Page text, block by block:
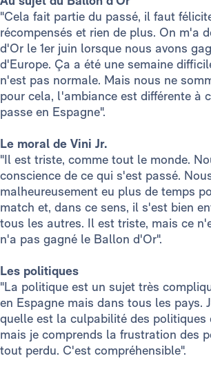
"Cela fait partie du passé, il faut
récompensés et rien de plus. On m'a
d'Or le 1er juin lorsque nous avons
d'Europe. Ça a été une semaine
n'est pas normale. Mais nous ne
pour cela, l'ambiance est différente à
passe en Espagne".
Le moral de Vini Jr.
"Il est triste, comme tout le monde.
conscience de ce qui s'est passé.
malheureusement eu plus de temps
match et, dans ce sens, il s'est bien
tous les autres. Il est triste, mais ce
n'a pas gagné le Ballon d'Or".
Les politiques
"La politique est un sujet très
en Espagne mais dans tous les pays.
quelle est la culpabilité des politiques
mais je comprends la frustration des
tout perdu. C'est compréhensible".